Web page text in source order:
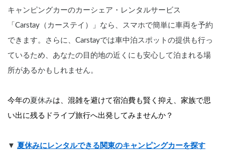
キャンピングカーのカーシェア・レンタルサービス
「Carstay（カーステイ）」なら、スマホで簡単に車両を予約
できます。さらに、Carstayでは車中泊スポットの提供も行っ
ているため、あなたの目的地の近くにも安心して泊まれる場
所があるかもしれません。
今年の夏休みは、混雑を避けて宿泊費も賢く抑え、家族で思
い出に残るドライブ旅行へ出発してみませんか？
▼ 夏休みにレンタルできる関東のキャンピングカーを探す